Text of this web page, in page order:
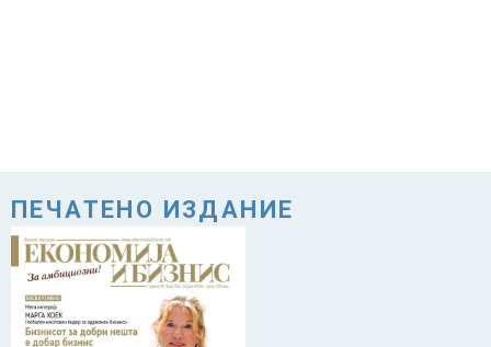
ПЕЧАТЕНО ИЗДАНИЕ